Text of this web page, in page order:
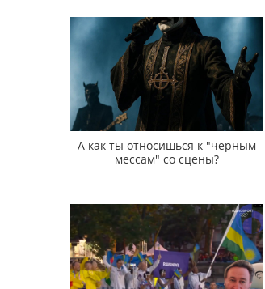
А как ты относишься к "черным
мессам" со сцены?